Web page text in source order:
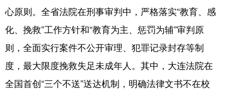
Русский язык 日本語 한국어
Deutsch Português
心原则。全省法院在刑事审判中，严格落实“教育、感
化、挽救”工作方针和“教育为主、惩罚为辅”审判原
则，全面实行案件不公开审理、犯罪记录封存等制
度，最大限度挽救失足未成年人。其中，大连法院在
全国首创“三个不送”送达机制，明确法律文书不在校